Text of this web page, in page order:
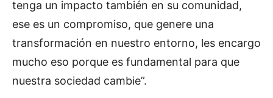
tenga un impacto también en su comunidad,
ese es un compromiso, que genere una
transformación en nuestro entorno, les encargo
mucho eso porque es fundamental para que
nuestra sociedad cambie”.